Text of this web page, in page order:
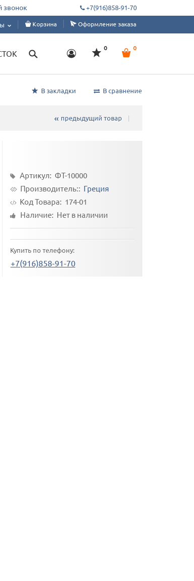
ателье. Склад от 1 м, под заказ от 50 метров.
звонок +7(916)858-91-70
Корзина Оформление заказа
0 0
В закладки В сравнение
предыдущий товар
Артикул: ФТ-10000
Производитель:: Греция
Код Товара: 174-01
Наличие: Нет в наличии
Купить по телефону:
+7(916)858-91-70